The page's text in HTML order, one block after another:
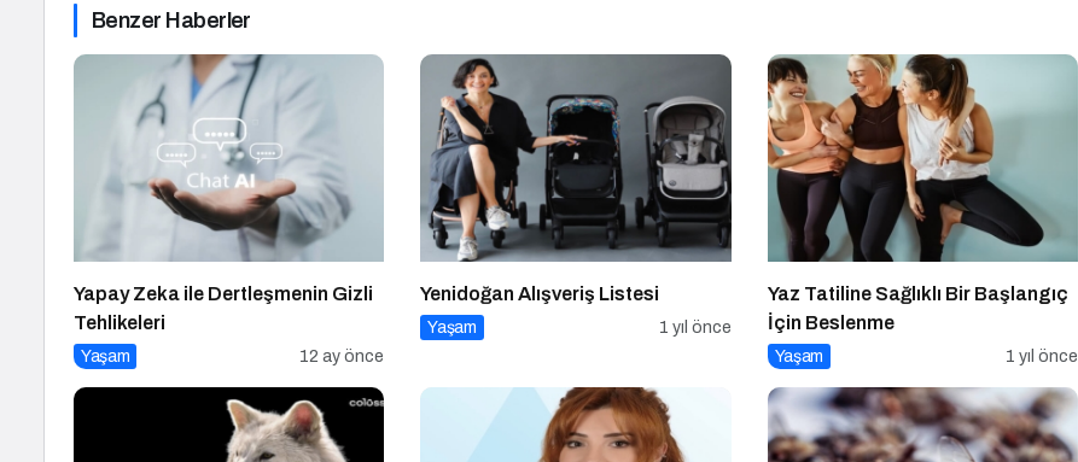
Benzer Haberler
Yapay Zeka ile Dertleşmenin Gizli
Tehlikeleri
Yaşam 12 ay önce
Yenidoğan Alışveriş Listesi
Yaşam 1 yıl önce
Yaz Tatiline Sağlıklı Bir Başlangıç
İçin Beslenme
Yaşam 1 yıl önce